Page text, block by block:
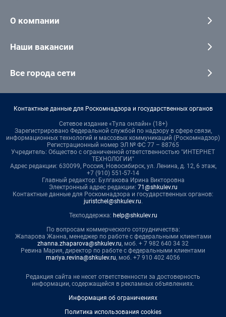
О компании
Наши вакансии
Все города сети
Контактные данные для Роскомнадзора и государственных органов
Сетевое издание «Тула онлайн» (18+)
Зарегистрировано Федеральной службой по надзору в сфере связи,
информационных технологий и массовых коммуникаций (Роскомнадзор)
Регистрационный номер ЭЛ № ФС 77 – 88765
Учредитель: Общество с ограниченной ответственностью "ИНТЕРНЕТ
ТЕХНОЛОГИИ"
Адрес редакции: 630099, Россия, Новосибирск, ул. Ленина, д. 12, 6 этаж,
+7 (910) 551-57-14
Главный редактор: Булгакова Ирина Викторовна
Электронный адрес редакции: 71@shkulev.ru
Контактные данные для Роскомнадзора и государственных органов:
juristchel@shkulev.ru.
Техподдержка: help@shkulev.ru
По вопросам коммерческого сотрудничества:
Жапарова Жанна, менеджер по работе с федеральными клиентами
zhanna.zhaparova@shkulev.ru, моб. + 7 982 640 34 32
Ревина Мария, директор по работе с федеральными клиентами
mariya.revina@shkulev.ru, моб. +7 910 402 4056
Редакция сайта не несет ответственности за достоверность
информации, содержащейся в рекламных объявлениях.
Информация об ограничениях
Политика использования cookies